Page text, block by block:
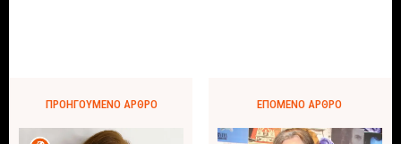
ΠΡΟΗΓΟΎΜΕΝΟ ΆΡΘΡΟ ΕΠΌΜΕΝΟ ΆΡΘΡΟ